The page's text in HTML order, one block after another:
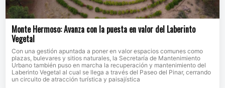
Monte Hermoso: Avanza con la puesta en valor del Laberinto
Vegetal
Con una gestión apuntada a poner en valor espacios comunes como
plazas, bulevares y sitios naturales, la Secretaría de Mantenimiento
Urbano también puso en marcha la recuperación y mantenimiento del
Laberinto Vegetal al cual se llega a través del Paseo del Pinar, cerrando
un circuito de atracción turística y paisajística